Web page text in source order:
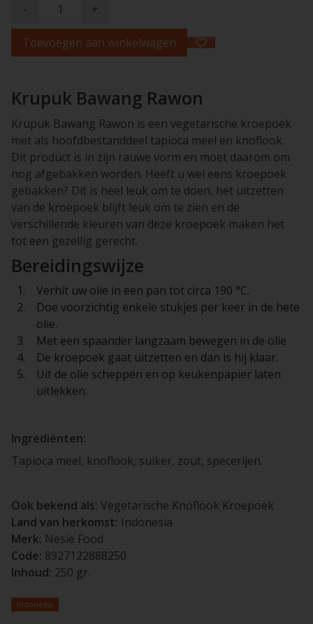
-
+
Toevoegen aan winkelwagen
Krupuk Bawang Rawon
Krupuk Bawang Rawon is een vegetarische kroepoek
met als hoofdbestanddeel tapioca meel en knoflook.
Dit product is in zijn rauwe vorm en moet daarom om
nog afgebakken worden. Heeft u wel eens kroepoek
gebakken? Dit is heel leuk om te doen, het uitzetten
van de kroepoek blijft leuk om te zien en de
verschillende kleuren van deze kroepoek maken het
tot een gezellig gerecht.
Bereidingswijze
Verhit uw olie in een pan tot circa 190 °C.
Doe voorzichtig enkele stukjes per keer in de hete
olie.
Met een spaander langzaam bewegen in de olie
De kroepoek gaat uitzetten en dan is hij klaar.
Uit de olie scheppen en op keukenpapier laten
uitlekken.
Ingrediënten:
Tapioca meel, knoflook, suiker, zout, specerijen.
Ook bekend als: Vegetarische Knoflook Kroepoek
Land van herkomst: Indonesia
Merk: Nesie Food
Code: 8927122888250
Inhoud: 250 gr.
Indonesia